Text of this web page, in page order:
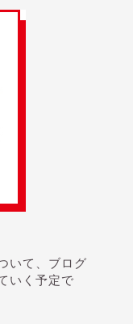
いて、ブログ
いく予定で